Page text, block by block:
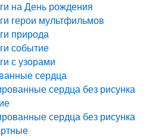
на День рождения
герои мультфильмов
природа
событие
с узорами
сердца
сердца без рисунка
сердца без рисунка